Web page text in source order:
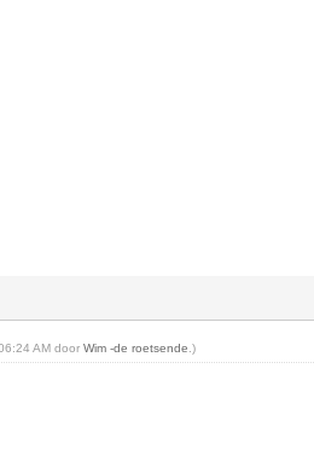
AM doorWim -de roetsende .)